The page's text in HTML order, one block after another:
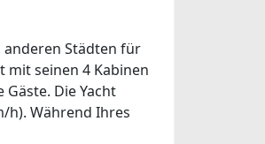
anderen Städten für
mit seinen 4 Kabinen
Die Yacht
h). Während Ihres